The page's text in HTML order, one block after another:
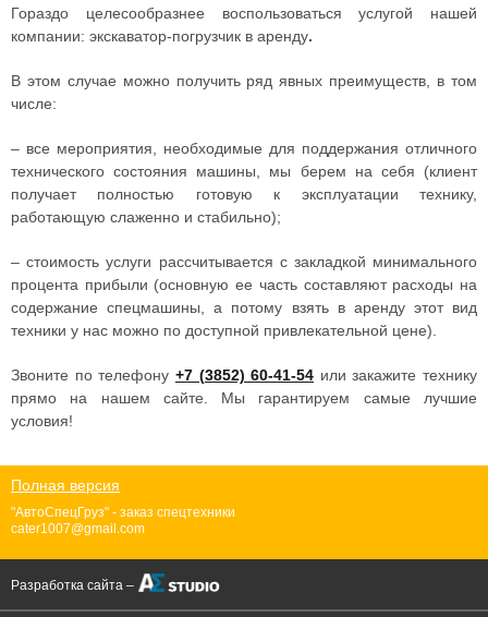
Гораздо целесообразнее воспользоваться услугой нашей
компании: экскаватор-погрузчик в аренду.
В этом случае можно получить ряд явных преимуществ, в том
числе:
– все мероприятия, необходимые для поддержания отличного
технического состояния машины, мы берем на себя (клиент
получает полностью готовую к эксплуатации технику,
работающую слаженно и стабильно);
–стоимость услуги рассчитывается с закладкой минимального
процента прибыли (основную ее часть составляют расходы на
содержание спецмашины, а потому взять в аренду этот вид
техники у нас можно по доступной привлекательной цене).
Звоните по телефону +7 (3852) 60-41-54 или закажите технику
прямо на нашем сайте. Мы гарантируем самые лучшие
условия!
Полная версия
"АвтоСпецГруз" - заказ спецтехники
cater1007@gmail.com
Разработка сайта –